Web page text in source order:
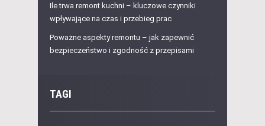
Ile trwa remont kuchni – kluczowe czynniki
wpływające na czas i przebieg prac
Poważne aspekty remontu – jak zapewnić
bezpieczeństwo i zgodność z przepisami
TAGI